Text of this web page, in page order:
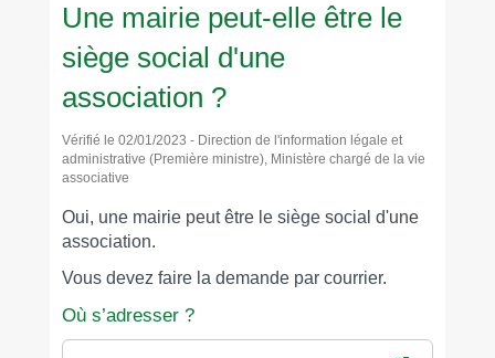
Une mairie peut-elle être le
siège social d'une
association ?
Vérifié le 02/01/2023 - Direction de l'information légale et
administrative (Première ministre), Ministère chargé de la vie
associative
Oui, une mairie peut être le siège social d'une
association.
Vous devez faire la demande par courrier.
Où s’adresser ?